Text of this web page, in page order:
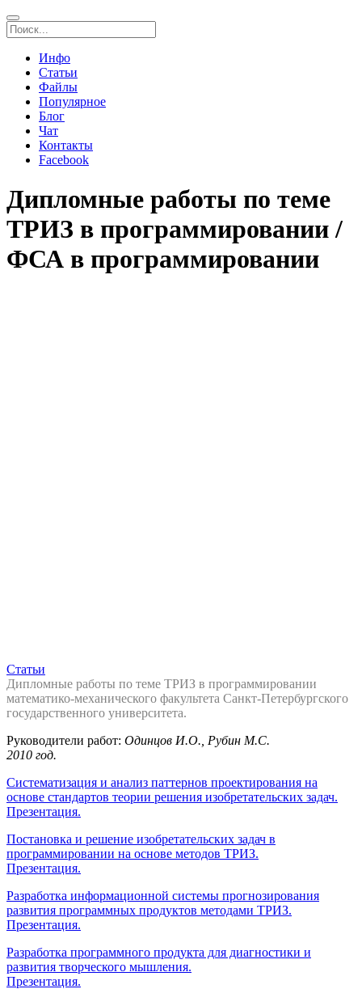
Инфо
Статьи
Файлы
Популярное
Блог
Чат
Контакты
Facebook
Дипломные работы по теме
ТРИЗ в программировании /
ФСА в программировании
Статьи
Дипломные работы по теме ТРИЗ в программировании
математико-механического факультета Санкт-Петербургского
государственного университета.
Руководители работ: Одинцов И.О., Рубин М.С.
2010 год.
Систематизация и анализ паттернов проектирования на
основе стандартов теории решения изобретательских задач.
Презентация.
Постановка и решение изобретательских задач в
программировании на основе методов ТРИЗ.
Презентация.
Разработка информационной системы прогнозирования
развития программных продуктов методами ТРИЗ.
Презентация.
Разработка программного продукта для диагностики и
развития творческого мышления.
Презентация.